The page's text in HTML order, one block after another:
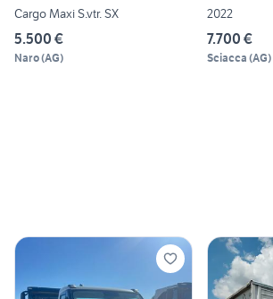
Cargo Maxi S.vtr. SX
5.500 €
Naro(AG)
2022
7.700 €
Sciacca (AG)